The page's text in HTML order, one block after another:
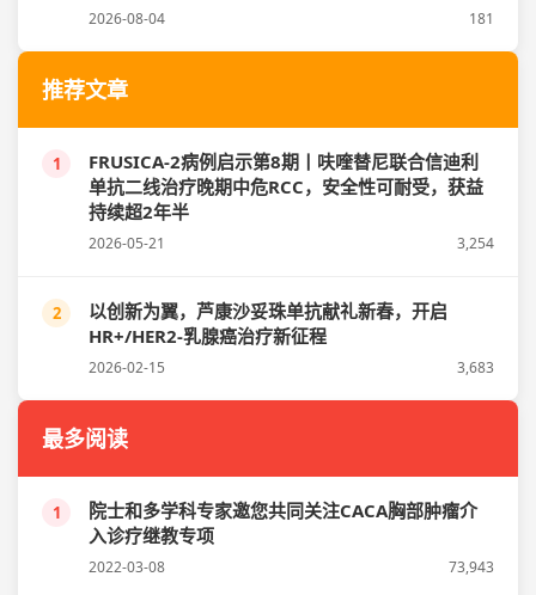
2026-08-04 181
推荐文章
1
FRUSICA-2病例启示第8期丨呋喹替尼联合信迪利
单抗二线治疗晚期中危RCC，安全性可耐受，获益
持续超2年半
2026-05-21 3,254
2
以创新为翼，芦康沙妥珠单抗献礼新春，开启
HR+/HER2-乳腺癌治疗新征程
2026-02-15 3,683
最多阅读
1
院士和多学科专家邀您共同关注CACA胸部肿瘤介
入诊疗继教专项
2022-03-08 73,943